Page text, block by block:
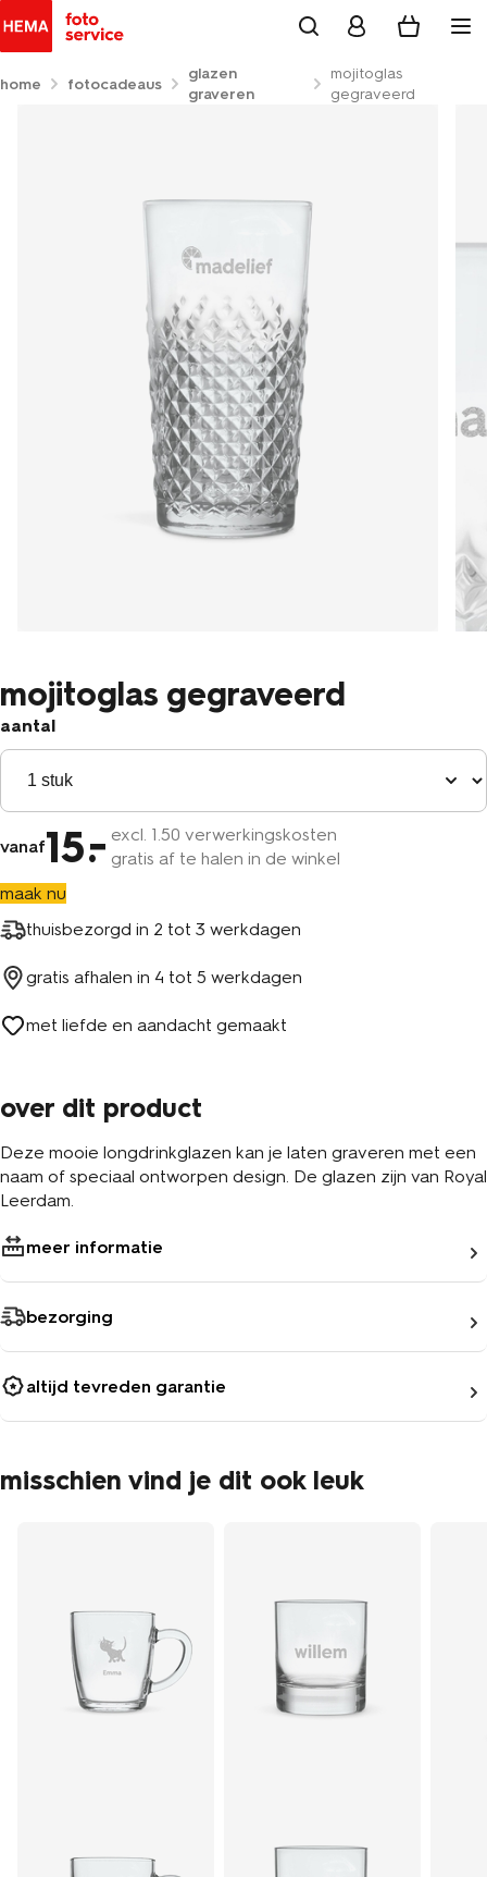
home fotocadeaus
glazen
graveren
mojitoglas
gegraveerd
mojitoglas gegraveerd
aantal
vanaf15 excl. 1 .50 verwerkingskosten
gratis af te halen in de winkel
maak nu
thuisbezorgd in 2 tot 3 werkdagen
gratis afhalen in 4 tot 5 werkdagen
met liefde en aandacht gemaakt
over dit product
Deze mooie longdrinkglazen kan je laten graveren met een
naam of speciaal ontworpen design. De glazen zijn van Royal
Leerdam.
meer informatie
bezorging
altijd tevreden garantie
misschien vind je dit ook leuk